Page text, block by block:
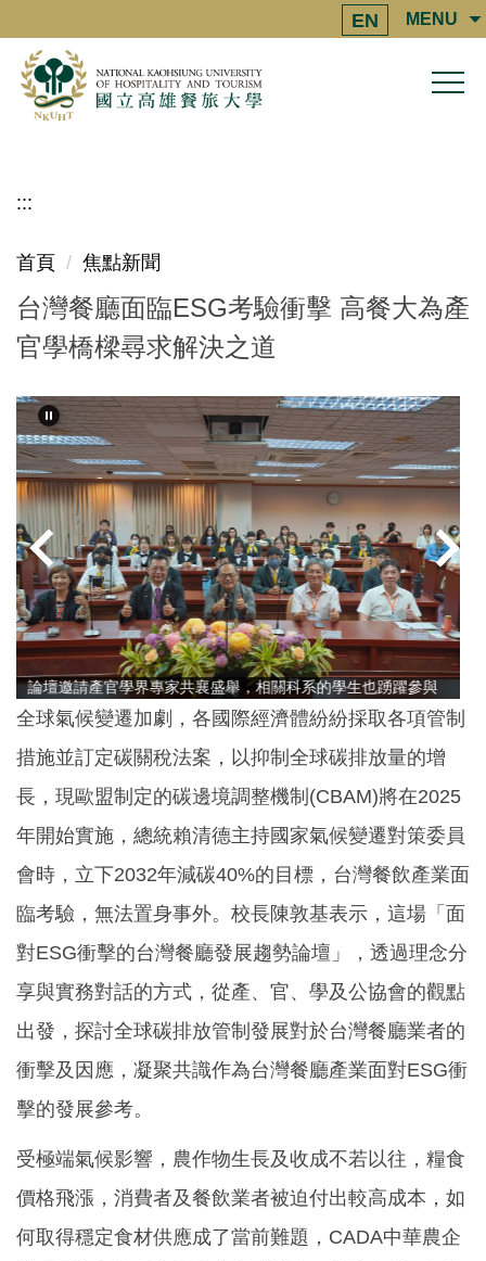
主
區
EN MENU
:::
首頁 焦點新聞
台灣餐廳面臨ESG考驗衝擊 高餐大為產
官學橋樑尋求解決之道
「鄧師傅」洞察先機，設立智慧食品工廠
全球氣候變遷加劇，各國際經濟體紛紛採取各項管制
措施並訂定碳關稅法案，以抑制全球碳排放量的增
長，現歐盟制定的碳邊境調整機制(CBAM)將在2025
年開始實施，總統賴清德主持國家氣候變遷對策委員
會時，立下2032年減碳40%的目標，台灣餐飲產業面
臨考驗，無法置身事外。校長陳敦基表示，這場「面
對ESG衝擊的台灣餐廳發展趨勢論壇」，透過理念分
享與實務對話的方式，從產、官、學及公協會的觀點
出發，探討全球碳排放管制發展對於台灣餐廳業者的
衝擊及因應，凝聚共識作為台灣餐廳產業面對ESG衝
擊的發展參考。
受極端氣候影響，農作物生長及收成不若以往，糧食
價格飛漲，消費者及餐飲業者被迫付出較高成本，如
何取得穩定食材供應成了當前難題，CADA中華農企